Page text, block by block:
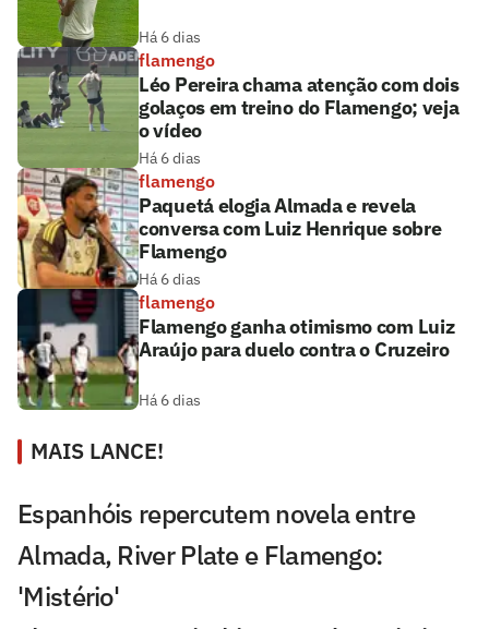
Há 6 dias
flamengo
Léo Pereira chama atenção com dois
golaços em treino do Flamengo; veja
o vídeo
Há 6 dias
flamengo
Paquetá elogia Almada e revela
conversa com Luiz Henrique sobre
Flamengo
Há 6 dias
flamengo
Flamengo ganha otimismo com Luiz
Araújo para duelo contra o Cruzeiro
Há 6 dias
MAIS LANCE!
Espanhóis repercutem novela entre
Almada, River Plate e Flamengo:
'Mistério'